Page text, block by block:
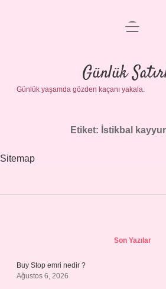
Anasayfa
Gizlilik Politikası
Yasal Uyarı
menüyü
Günlük
Günlük yaşamda gözden kaçanı yakala.
Etiket: İstikbal
Sitemap
Son Yazılar
Buy Stop emri nedir ?
Ağustos 6, 2026